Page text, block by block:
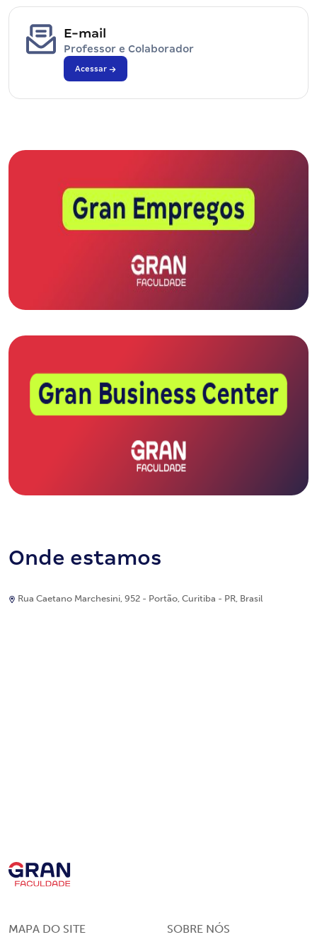
E-mail
Professor e Colaborador
Acessar
Onde estamos
Rua Caetano Marchesini, 952 - Portão, Curitiba - PR, Brasil
MAPA DO SITE SOBRE NÓS